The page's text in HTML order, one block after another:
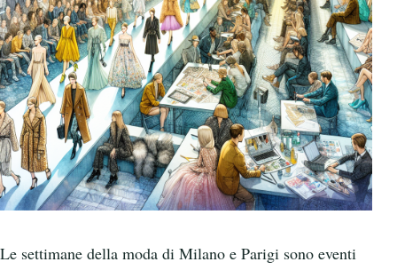
Le settimane della moda di Milano e Parigi sono eventi